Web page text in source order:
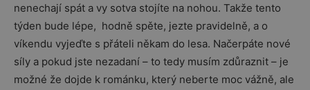
nenechají spát a vy sotva stojíte na nohou. Takže tento
týden bude lépe, hodně spěte, jezte pravidelně, a o
víkendu vyjeďte s přáteli někam do lesa. Načerpáte nové
síly a pokud jste nezadaní – to tedy musím zdůraznit – je
možné že dojde k románku, který neberte moc vážně, ale